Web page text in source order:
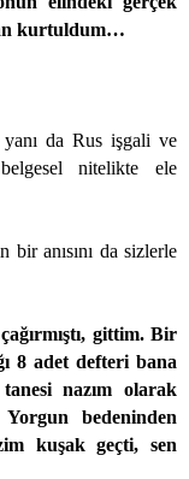
kurtuldum…
da Rus işgali ve
belgesel nitelikte ele
anısını da sizlerle
gittim. Bir
8 adet defteri bana
nazım olarak
bedeninden
kuşak geçti, sen